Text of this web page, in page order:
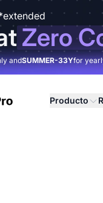
Zero
andSUMMER-33Yfor
Producto